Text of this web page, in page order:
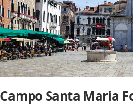
Campo Santa Maria